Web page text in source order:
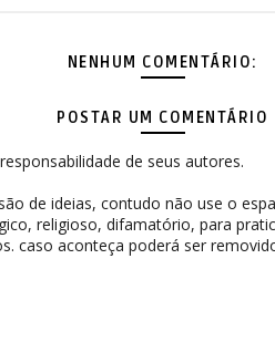
NENHUM COMENTÁRIO:
POSTAR UM COMENTÁRIO
de seus autores.
de ideias, contudo não use o
religioso, difamatório, para
caso aconteça poderá ser